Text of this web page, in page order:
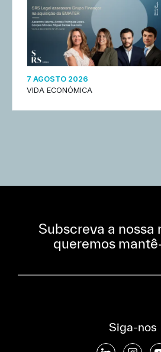
7 AGOSTO 2026
VIDA ECONÓMICA
Subscreva a nossa
queremos
Subscreva a nossa Newsletter
Siga-nos